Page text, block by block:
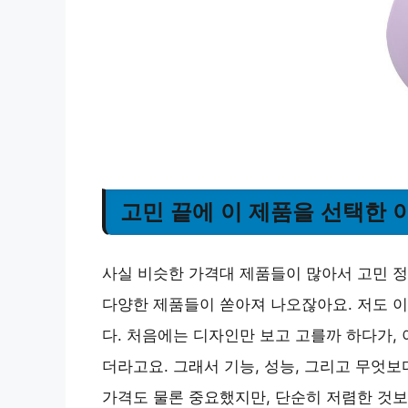
고민 끝에 이 제품을 선택한
사실 비슷한 가격대 제품들이 많아서 고민
다양한 제품들이 쏟아져 나오잖아요. 저도
다. 처음에는 디자인만 보고 고를까 하다가,
더라고요. 그래서 기능, 성능, 그리고 무엇
가격도 물론 중요했지만, 단순히 저렴한 것